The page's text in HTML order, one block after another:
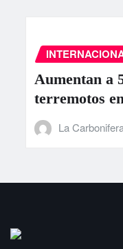
INTERNACIONAL
Aumentan a
terremotos en
La Carbonifera